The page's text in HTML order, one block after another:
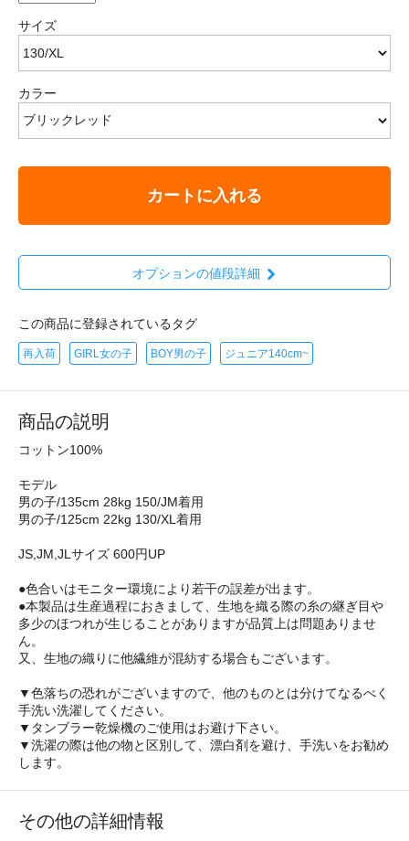
サイズ
カラー
カートに入れる
オプションの値段詳細
この商品に登録されているタグ
再入荷 GIRL女の子 BOY男の子 ジュニア140cm~
商品の説明
コットン100%
モデル
男の子/135cm 28kg 150/JM着用
男の子/125cm 22kg 130/XL着用
JS,JM,JLサイズ 600円UP
●色合いはモニター環境により若干の誤差が出ます。
●本製品は生産過程におきまして、生地を織る際の糸の継ぎ目や
多少のほつれが生じることがありますが品質上は問題ありませ
ん。
又、生地の織りに他繊維が混紡する場合もございます。
▼色落ちの恐れがございますので、他のものとは分けてなるべく
手洗い洗濯してください。
▼タンブラー乾燥機のご使用はお避け下さい。
▼洗濯の際は他の物と区別して、漂白剤を避け、手洗いをお勧め
します。
その他の詳細情報